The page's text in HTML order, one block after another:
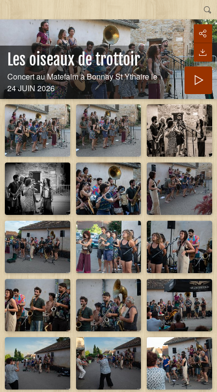
Les oiseaux de trottoir
Concert au Matefaim à Bonnay St Ythaire le
24 JUIN 2026